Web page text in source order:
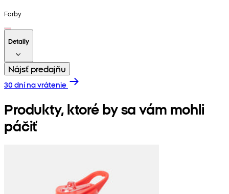
Farby
Detaily
Nájsť predajňu
30 dní na vrátenie
Produkty, ktoré by sa vám mohli
páčiť